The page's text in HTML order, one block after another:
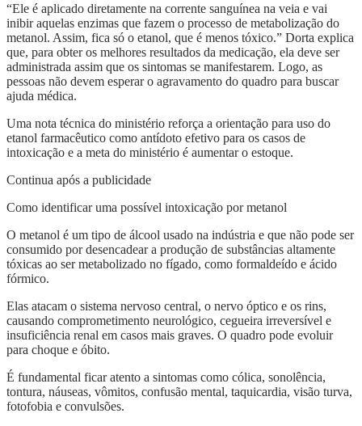
“Ele é aplicado diretamente na corrente sanguínea na veia e vai
inibir aquelas enzimas que fazem o processo de metabolização do
metanol. Assim, fica só o etanol, que é menos tóxico.” Dorta explica
que, para obter os melhores resultados da medicação, ela deve ser
administrada assim que os sintomas se manifestarem. Logo, as
pessoas não devem esperar o agravamento do quadro para buscar
ajuda médica.
Uma nota técnica do ministério reforça a orientação para uso do
etanol farmacêutico como antídoto efetivo para os casos de
intoxicação e a meta do ministério é aumentar o estoque.
Continua após a publicidade
Como identificar uma possível intoxicação por metanol
O metanol é um tipo de álcool usado na indústria e que não pode ser
consumido por desencadear a produção de substâncias altamente
tóxicas ao ser metabolizado no fígado, como formaldeído e ácido
fórmico.
Elas atacam o sistema nervoso central, o nervo óptico e os rins,
causando comprometimento neurológico, cegueira irreversível e
insuficiência renal em casos mais graves. O quadro pode evoluir
para choque e óbito.
É fundamental ficar atento a sintomas como cólica, sonolência,
tontura, náuseas, vômitos, confusão mental, taquicardia, visão turva,
fotofobia e convulsões.